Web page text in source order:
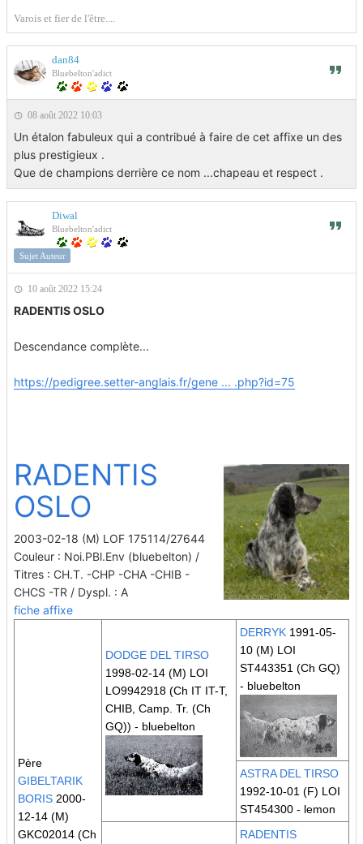
Varois et fier de l'être....
dan84
Bluebelton'adict
08 août 2022 10:03
Un étalon fabuleux qui a contribué à faire de cet affixe un des
plus prestigieux .
Que de champions derrière ce nom ...chapeau et respect .
Diwal
Bluebelton'adict
Sujet Auteur
10 août 2022 15:24
RADENTIS OSLO
Descendance complète...
https://pedigree.setter-anglais.fr/gene ... .php?id=75
RADENTIS
OSLO
2003-02-18 (M) LOF 175114/27644
Couleur : Noi.PBl.Env (bluebelton) /
Titres : CH.T. -CHP -CHA -CHIB -
CHCS -TR / Dyspl. : A
fiche affixe
Père
GIBELTARIK
BORIS 2000-
12-14 (M)
GKC02014 (Ch
DODGE DEL TIRSO
1998-02-14 (M) LOI
LO9942918 (Ch IT IT-T,
CHIB, Camp. Tr. (Ch
GQ)) - bluebelton
DERRYK 1991-05-
10 (M) LOI
ST443351 (Ch GQ)
- bluebelton
ASTRA DEL TIRSO
1992-10-01 (F) LOI
ST454300 - lemon
RADENTIS